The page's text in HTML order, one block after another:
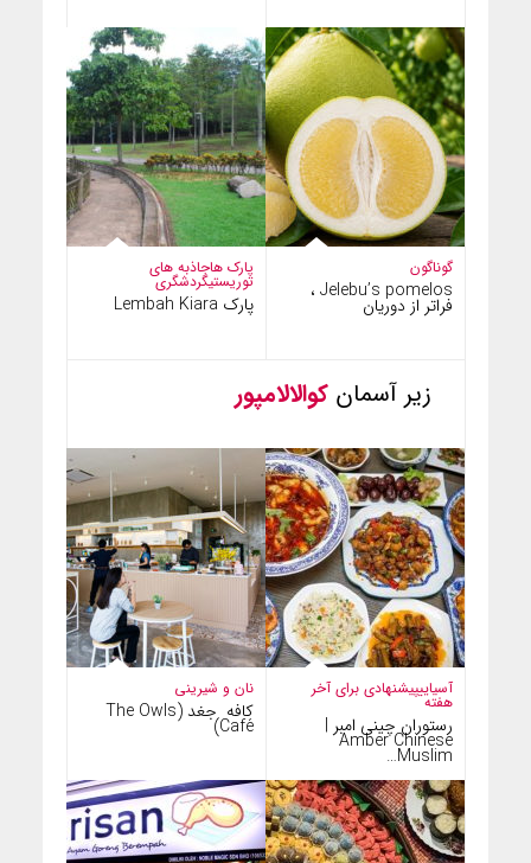
پارک هاجاذبه های
توریستیگردشگری
پارک Lembah Kiara
گوناگون
Jelebu’s pomelos ،
فراتر از دوریان
زیر آسمان کوالالامپور
نان و شیرینی
کافه جغد (The Owls
Café)
آسیاییپیشنهادی برای آخر
هفته
رستوران چینی امبر |
Amber Chinese
Muslim…